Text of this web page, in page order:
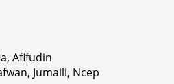
Afifudin
Jumaili, Ncep